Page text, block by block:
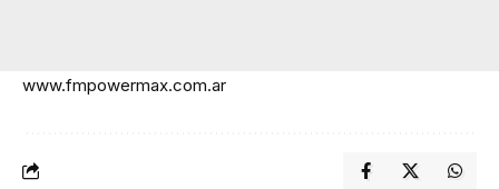
www.fmpowermax.com.ar